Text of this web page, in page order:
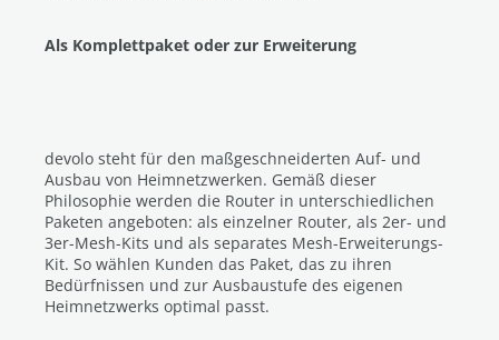
Als Komplettpaket oder zur Erweiterung
devolo steht für den maßgeschneiderten Auf- und
Ausbau von Heimnetzwerken. Gemäß dieser
Philosophie werden die Router in unterschiedlichen
Paketen angeboten: als einzelner Router, als 2er- und
3er-Mesh-Kits und als separates Mesh-Erweiterungs-
Kit. So wählen Kunden das Paket, das zu ihren
Bedürfnissen und zur Ausbaustufe des eigenen
Heimnetzwerks optimal passt.